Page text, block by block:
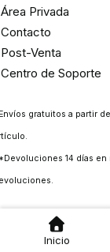
Inicio
Área Privada
Contacto
Post-Venta
Centro de Soporte
gratuitos a partir
14 días en
.